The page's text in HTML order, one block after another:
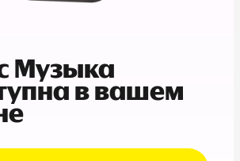
Музыка
в вашем